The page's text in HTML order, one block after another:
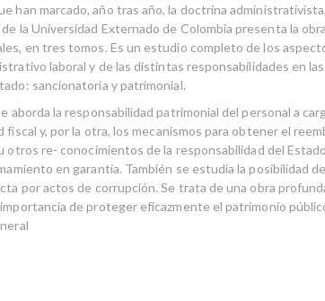
han marcado, año tras año, la doctrina
la Universidad Externado de Colombia presenta la
en tres tomos. Es un estudio completo de los
laboral y de las distintas responsabilidades en
sancionatoria y patrimonial.
aborda la responsabilidad patrimonial del personal a
fiscal y, por la otra, los mecanismos para obtener el
otros re- conocimientos de la responsabilidad del
en garantía. También se estudia la posibilidad
por actos de corrupción. Se trata de una obra
de proteger eficazmente el patrimonio